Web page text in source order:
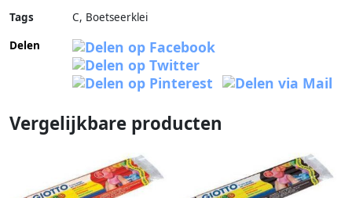
Tags
C, Boetseerklei
Delen
Vergelijkbare producten